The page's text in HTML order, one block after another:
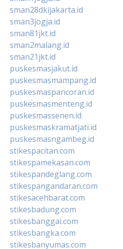
sman28dkijakarta.id
sman3jogja.id
sman81jkt.id
sman2malang.id
sman21jkt.id
puskesmasjakut.id
puskesmasmampang.id
puskesmaspancoran.id
puskesmasmenteng.id
puskesmassenen.id
puskesmaskramatjati.id
puskesmasngambeg.id
stikespacitan.com
stikespamekasan.com
stikespandeglang.com
stikespangandaran.com
stikesacehbarat.com
stikesbadung.com
stikesbanggai.com
stikesbangka.com
stikesbanyumas.com